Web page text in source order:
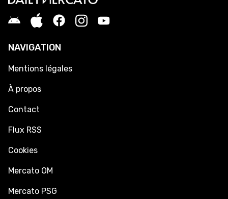
NAVIGATION
Mentions légales
À propos
Contact
Flux RSS
Cookies
Mercato OM
Mercato PSG